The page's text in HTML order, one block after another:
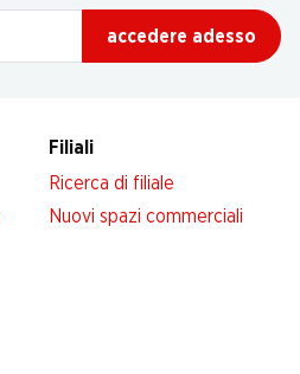
accedere adesso
Filiali
Ricerca di filiale
Nuovi spazi commerciali